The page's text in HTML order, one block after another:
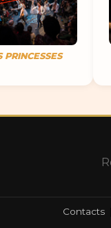
PRINCESSES
Contacts